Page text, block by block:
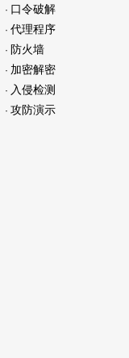
· 口令破解
· 代理程序
· 防火墙
· 加密解密
· 入侵检测
· 攻防演示